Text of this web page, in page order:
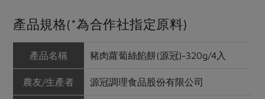
產品規格(*為合作社指定原料)
產品名稱 豬肉蘿蔔絲餡餅(源冠)-320g/4入
農友/生產者 源冠調理食品股份有限公司